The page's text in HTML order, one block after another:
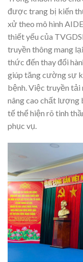
được trang bị kiến
xử theo mô hình
thiết yếu của
truyền thông mang
thức đến thay đổi
giúp tăng cường sự
bệnh. Việc truyền tải
nâng cao chất lượng
tế thể hiện rõ tinh
phục vụ.